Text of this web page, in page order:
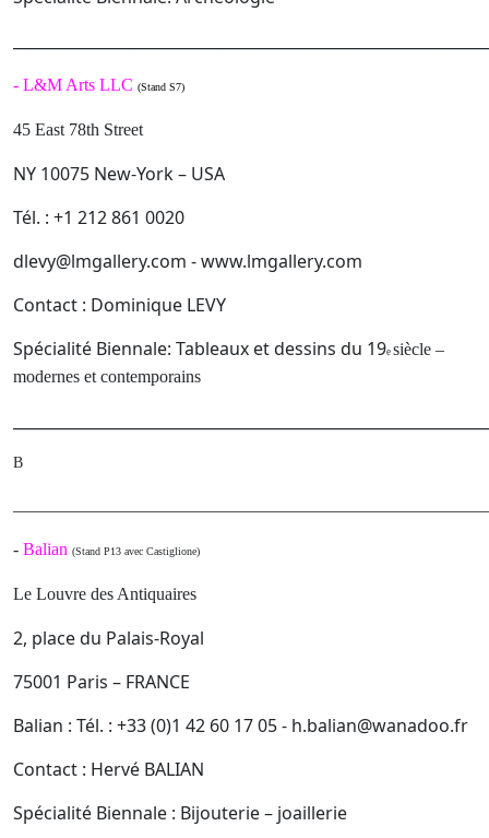
- L&M Arts LLC (Stand S7)
45 East 78th Street
NY 10075 New-York – USA
Tél. : +1 212 861 0020
dlevy@lmgallery.com - www.lmgallery.com
Contact : Dominique LEVY
Spécialité Biennale: Tableaux et dessins du 19e siècle –
modernes et contemporains
B
- Balian (Stand P13 avec Castiglione)
Le Louvre des Antiquaires
2, place du Palais-Royal
75001 Paris – FRANCE
Balian : Tél. : +33 (0)1 42 60 17 05 - h.balian@wanadoo.fr
Contact : Hervé BALIAN
Spécialité Biennale : Bijouterie – joaillerie